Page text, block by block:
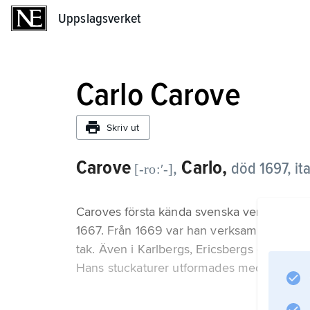
Uppslagsverket
Carlo Carove
Skriv ut
Carove [-ro:ʹ-], Carlo, död 1697,
Caroves första kända svenska verk är
1667. Från 1669 var han verksam i
tak. Även i Karlbergs, Ericsbergs och
Hans stuckaturer utformades med tunga